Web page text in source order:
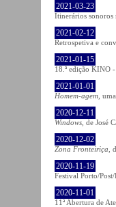
2021-03-23
Itinerários sonoros
2021-02-12
Retrospetiva e
2021-01-15
18.ª edição KINO
2021-01-01
Homem-agem ,
2020-12-11
Windows , de
2020-12-02
Zona Fronteiriça ,
2020-11-19
Festival Porto/
2020-11-01
11ª Abertura de